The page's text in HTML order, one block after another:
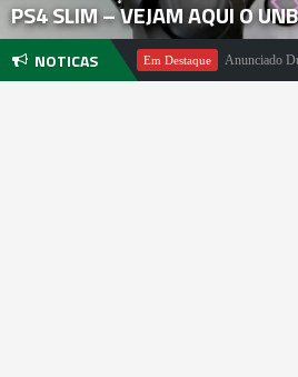
PS4 SLIM – VEJAM AQUI O
NOTICAS
Pachter Em Destaque Anunciado